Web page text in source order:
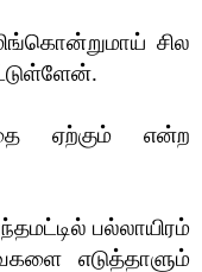
சில
ஏற்கும் என்ற
பல்லாயிரம்
எடுத்தாளும்